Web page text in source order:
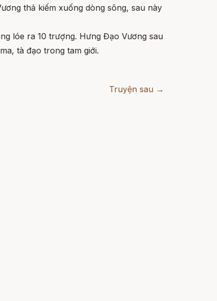
thả kiếm xuống dòng sông, sau này
lóe ra 10 trượng. Hưng Đạo Vương sau
tà đạo trong tam giới.
Truyện sau →